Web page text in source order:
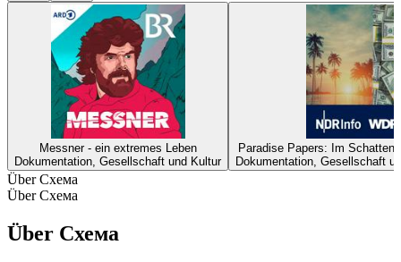
Messner - ein extremes Leben
Dokumentation, Gesellschaft und Kultur
Paradise Papers: Im
Dokumentation, Gesellschaft
Über Схема
Über Схема
Über Схема